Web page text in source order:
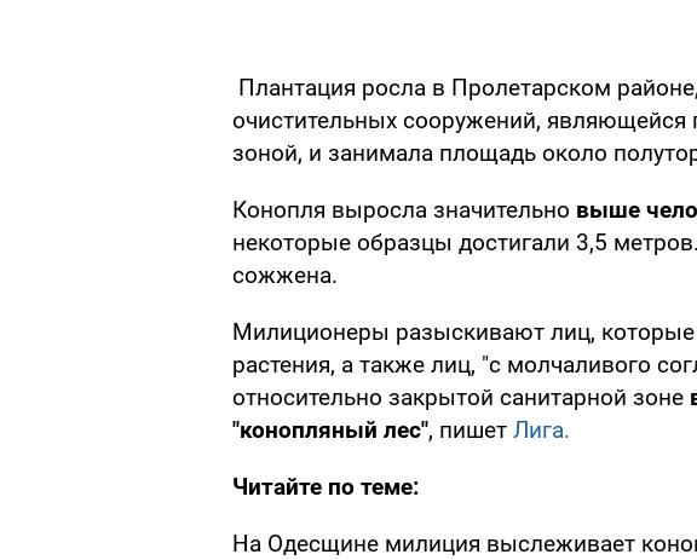
Плантация росла в Пролетарском
очистительных сооружений, являющейся
зоной, и занимала площадь около
Конопля выросла значительно выше
некоторые образцы достигали 3,5
сожжена.
Милиционеры разыскивают лиц,
растения, а также лиц, "с молчаливого
относительно закрытой санитарной зоне
"конопляный лес", пишет Лига.
Читайте по теме:
На Одесщине милиция выслеживает